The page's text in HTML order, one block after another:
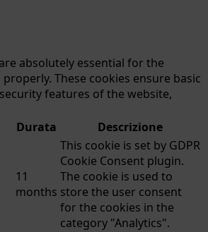
absolutely essential for the
These cookies ensure basic
features of the website,
Durata Descrizione
11
months
This cookie is set by GDPR
Cookie Consent plugin.
The cookie is used to
store the user consent
for the cookies in the
category "Analytics".